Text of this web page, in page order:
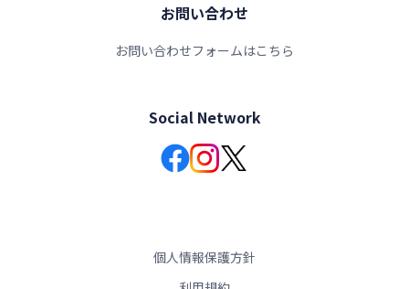
お問い合わせ
お問い合わせフォームはこちら
Social Network
個人情報保護方針